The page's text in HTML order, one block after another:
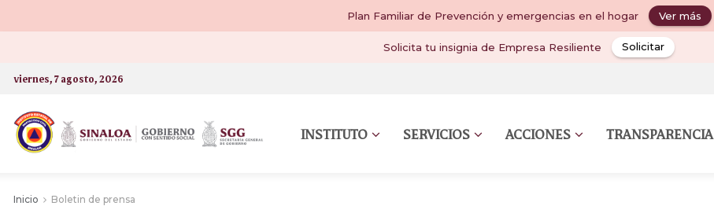
Plan Familiar de Prevención y emergencias en el hogar Ver más
Solicita tu insignia de Empresa Resiliente Solicitar
viernes, 7 agosto, 2026
INSTITUTO SERVICIOS ACCIONES TRANSPARENCIA
Inicio Boletin de prensa